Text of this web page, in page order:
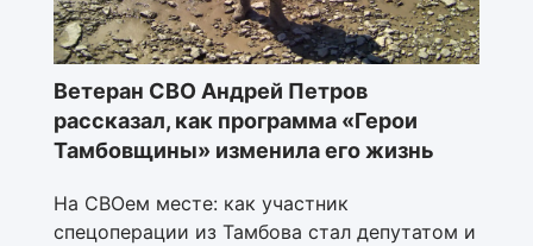
Ветеран СВО Андрей Петров
рассказал, как программа «Герои
Тамбовщины» изменила его жизнь
На СВОем месте: как участник
спецоперации из Тамбова стал депутатом и